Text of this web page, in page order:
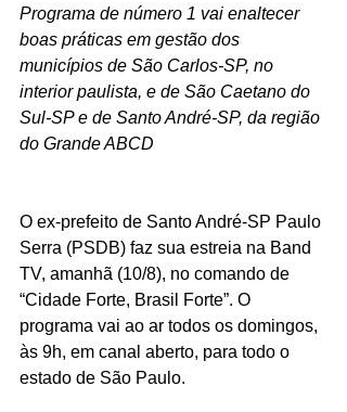
Programa de número 1 vai enaltecer
boas práticas em gestão dos
municípios de São Carlos-SP, no
interior paulista, e de São Caetano do
Sul-SP e de Santo André-SP, da região
do Grande ABCD
O ex-prefeito de Santo André-SP Paulo
Serra (PSDB) faz sua estreia na Band
TV, amanhã (10/8), no comando de
“Cidade Forte, Brasil Forte”. O
programa vai ao ar todos os domingos,
às 9h, em canal aberto, para todo o
estado de São Paulo.